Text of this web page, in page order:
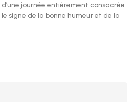
journée entièrement consacrée
signe de la bonne humeur et de la